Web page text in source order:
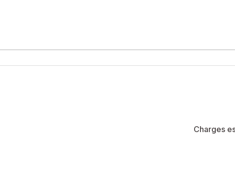
étage avec ascenseur, dans un environnement calme, proche
sur le salon séjour donnant accès à une terrasse de 12 m2, une
sont disponibles sur le site Géorisques : www.georisques.gouv.fr
: 06 07 21 79 92, E-mail : sandrine.toniolo@safti.fr - EI - Agent
Charges